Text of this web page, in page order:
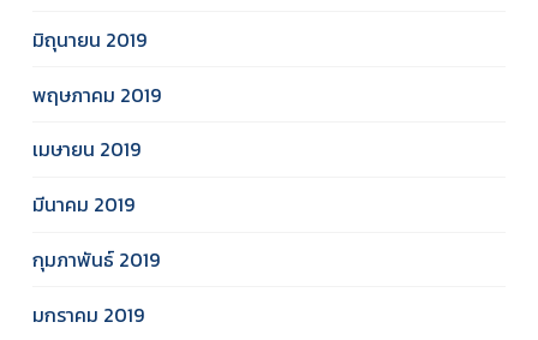
มิถุนายน 2019
พฤษภาคม 2019
เมษายน 2019
มีนาคม 2019
กุมภาพันธ์ 2019
มกราคม 2019